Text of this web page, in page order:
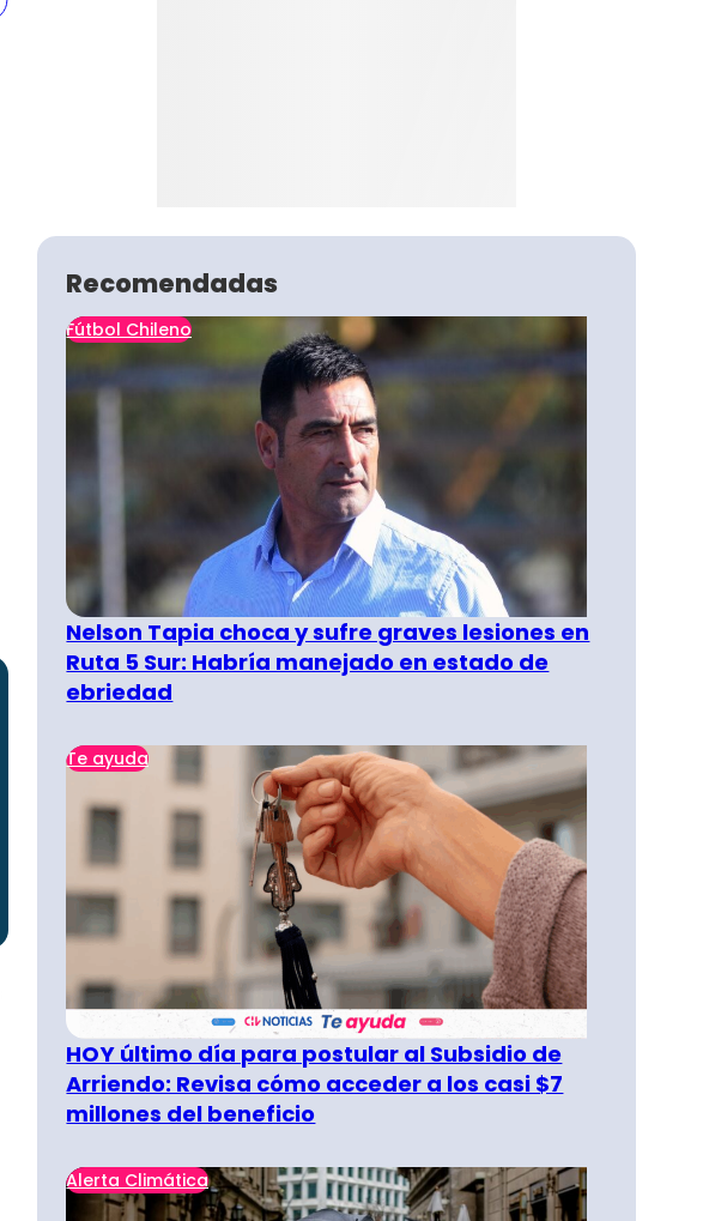
Recomendadas
Fútbol Chileno
Nelson Tapia choca y sufre graves lesiones en
Ruta 5 Sur: Habría manejado en estado de
ebriedad
Te ayuda
HOY último día para postular al Subsidio de
Arriendo: Revisa cómo acceder a los casi $7
millones del beneficio
Alerta Climática